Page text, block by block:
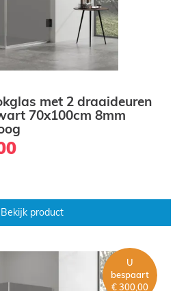
met 2 draaideuren
70x100cm 8mm
Bekijk product
U
bespaart
€ 300,00